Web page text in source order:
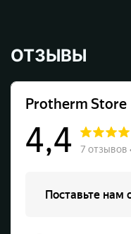
ОТЗЫВЫ